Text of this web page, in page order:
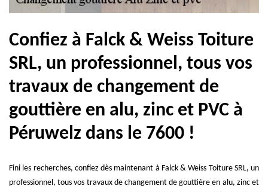
Confiez à Falck & Weiss Toiture
SRL, un professionnel, tous vos
travaux de changement de
gouttière en alu, zinc et PVC à
Péruwelz dans le 7600 !
Fini les recherches, confiez dès maintenant à Falck & Weiss Toiture SRL, un
professionnel, tous vos travaux de changement de gouttière en alu, zinc et